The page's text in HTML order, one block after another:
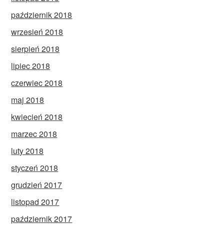
październik 2018
wrzesień 2018
sierpień 2018
lipiec 2018
czerwiec 2018
maj 2018
kwiecień 2018
marzec 2018
luty 2018
styczeń 2018
grudzień 2017
listopad 2017
październik 2017